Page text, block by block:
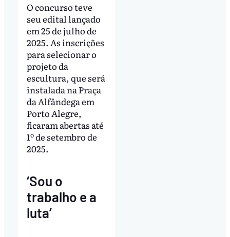
O concurso teve
seu edital lançado
em 25 de julho de
2025. As inscrições
para selecionar o
projeto da
escultura, que será
instalada na Praça
da Alfândega em
Porto Alegre,
ficaram abertas até
1º de setembro de
2025.
‘Sou o
trabalho e a
luta’